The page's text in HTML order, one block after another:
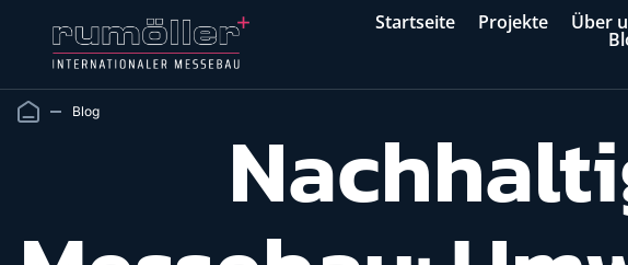
Startseite Projekte Über
Blog